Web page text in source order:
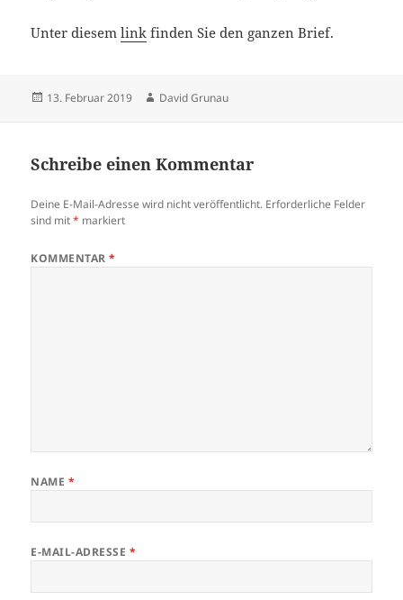
Unter diesemlink finden Sie den ganzen Brief.
Veröffentlicht
13. Februar 2019 Autor
David Grunau
Schreibe einen Kommentar
Deine E-Mail-Adresse wird nicht veröffentlicht. Erforderliche Felder
sind mit* markiert
KOMMENTAR*
NAME *
E-MAIL-ADRESSE *